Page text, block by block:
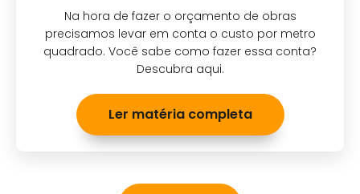
Na hora de fazer o orçamento de obras
precisamos levar em conta o custo por metro
quadrado. Você sabe como fazer essa conta?
Descubra aqui.
Ler matéria completa